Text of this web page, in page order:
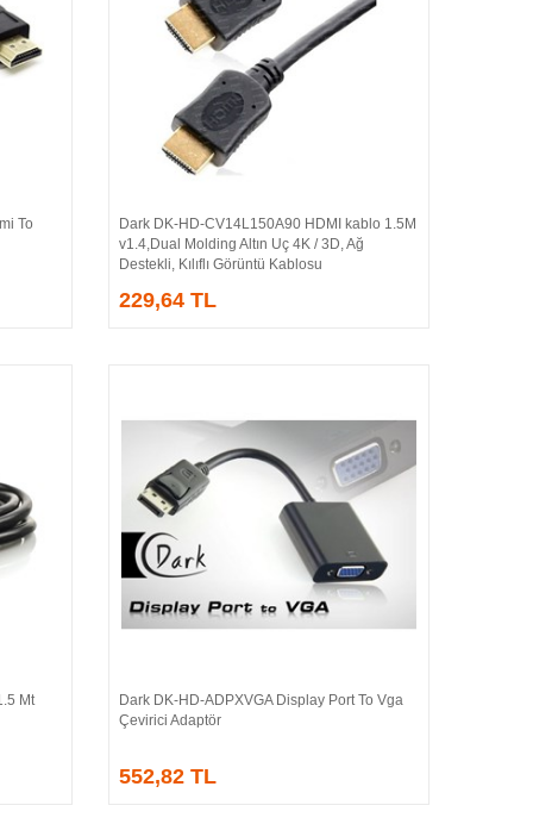
To Sepete Ekle
Dark DK-HD-CV14L150A90 HDMI kablo 1.5M
v1.4,Dual Molding Altın Uç 4K / 3D, Ağ
Destekli, Kılıflı Görüntü Kablosu
229,64 TL
Mt Sepete Ekle
Dark DK-HD-ADPXVGA Display Port To Vga
Çevirici Adaptör
552,82 TL